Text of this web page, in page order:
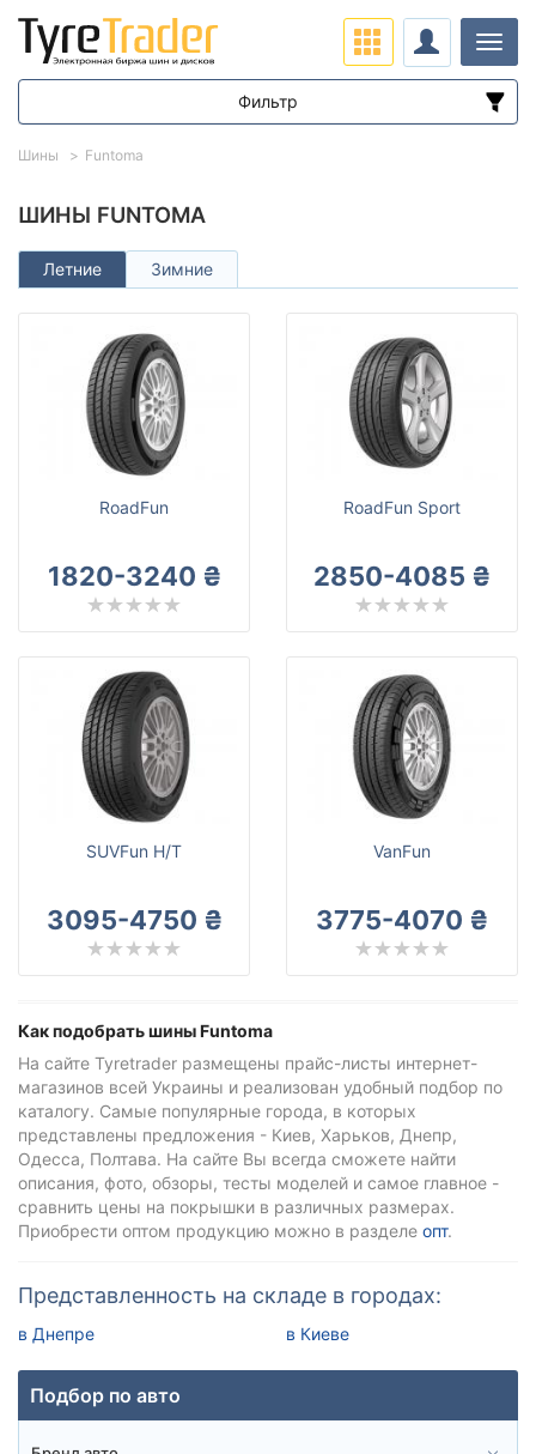
ШИНЫ FUNTOMA
Летние Зимние
RoadFun
1820-3240 ₴
RoadFun Sport
2850-4085 ₴
SUVFun H/T
3095-4750 ₴
VanFun
3775-4070 ₴
Как подобрать шины Funtoma
На сайте Tyretrader размещены прайс-листы интернет-
магазинов всей Украины и реализован удобный подбор по
каталогу. Самые популярные города, в которых
представлены предложения - Киев, Харьков, Днепр,
Одесса, Полтава. На сайте Вы всегда сможете найти
описания, фото, обзоры, тесты моделей и самое главное -
сравнить цены на покрышки в различных размерах.
Приобрести оптом продукцию можно в разделе опт.
Представленность на складе в городах:
в Днепре в Киеве
Шины Funtoma
Фильтр
Диапазон цен
Подбор по параметрам
Все бренды
Тип транспортного средства
Усиленная шина
Сбросить Подобрать
Подбор по авто